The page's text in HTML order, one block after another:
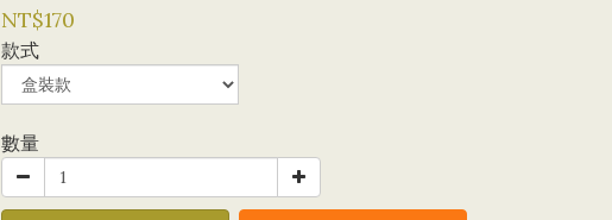
NT$170
款式
數量